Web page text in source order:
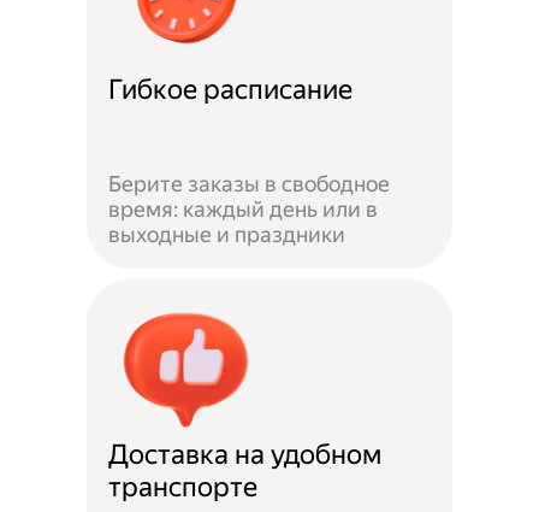
Гибкое расписание
Берите заказы в свободное
время: каждый день или в
выходные и праздники
Доставка на удобном
транспорте